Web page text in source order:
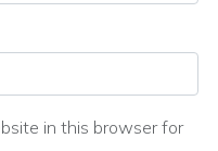
in this browser for